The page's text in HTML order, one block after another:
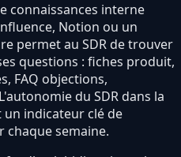
connaissances interne
Notion ou un
permet au SDR de trouver
questions : fiches produit,
FAQ objections,
du SDR dans la
indicateur clé de
semaine.